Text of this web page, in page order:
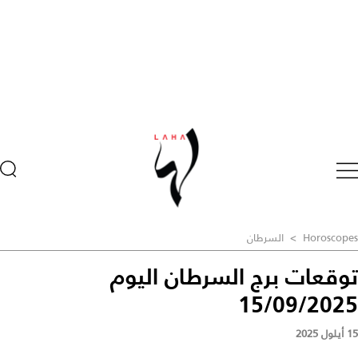
Horoscopes
> السرطان
توقعات برج السرطان اليوم
15/09/2025
15 أيلول 2025